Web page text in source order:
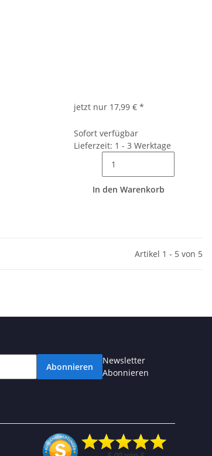
jetzt nur 17,99 € *
Sofort verfügbar
Lieferzeit: 1 - 3 Werktage
In den Warenkorb
Artikel 1 - 5 von 5
Abonnieren
Newsletter
Abonnieren